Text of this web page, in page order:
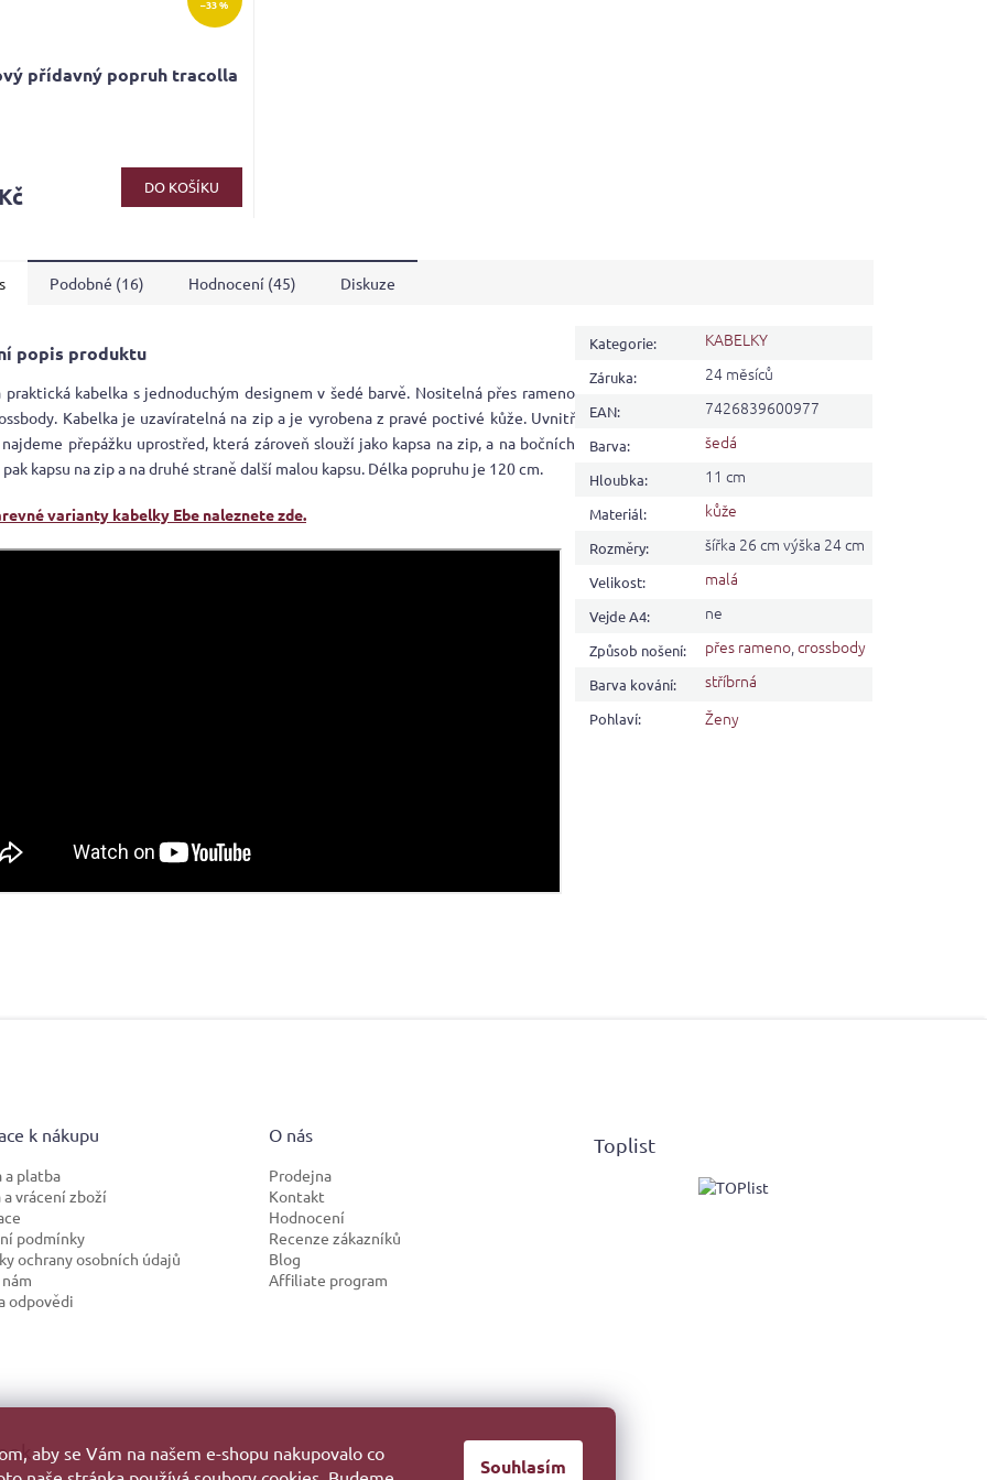
aby se Vám na našem e-shopu nakupovalo co
Souhlasím
–33 %
přídavný popruh tracolla
DO KOŠÍKU
Podobné (16) Hodnocení (45) Diskuze
popis produktu
praktická kabelka s jednoduchým designem v šedé barvě. Nositelná přes rameno
Kabelka je uzavíratelná na zip a je vyrobena z pravé poctivé kůže. Uvnitř
přepážku uprostřed, která zároveň slouží jako kapsa na zip, a na bočních
kapsu na zip a na druhé straně další malou kapsu. Délka popruhu je 120 cm.
varianty kabelky Ebe naleznete zde.
Kategorie: KABELKY
Záruka: 24 měsíců
EAN: 7426839600977
Barva: šedá
Hloubka: 11 cm
Materiál: kůže
Rozměry: šířka 26 cm výška 24 cm
Velikost: malá
Vejde A4: ne
Způsob nošení: přes rameno,crossbody
Barva kování: stříbrná
Pohlaví: Ženy
k nákupu
a platba
a vrácení zboží
podmínky
ochrany osobních údajů
odpovědi
O nás
Prodejna
Kontakt
Hodnocení
Recenze zákazníků
Blog
Affiliate program
Toplist